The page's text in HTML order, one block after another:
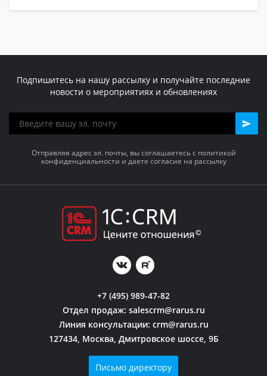
Подпишитесь на нашу рассылку и получайте последние
новости о мероприятиях и обновлениях
Отправляя адрес эл. почты, вы соглашаетесь с политикой
конфиденциальности и даете согласие на рассылку
+7 (495) 989-47-82
Отдел продаж: salescrm@rarus.ru
Линия консультации: crm@rarus.ru
127434, Москва, Дмитровское шоссе, 9Б
Письмо директору